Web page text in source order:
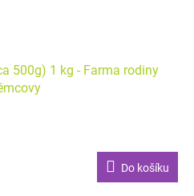
500g) 1 kg - Farma rodiny
Do košíku